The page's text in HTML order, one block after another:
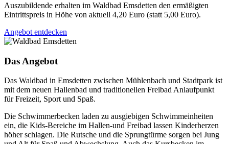
Auszubildende erhalten im Waldbad Emsdetten den ermäßigten
Eintrittspreis in Höhe von aktuell 4,20 Euro (statt 5,00 Euro).
Angebot entdecken
Das Angebot
Das Waldbad in Emsdetten zwischen Mühlenbach und Stadtpark ist
mit dem neuen Hallenbad und traditionellen Freibad Anlaufpunkt
für Freizeit, Sport und Spaß.
Die Schwimmerbecken laden zu ausgiebigen Schwimmeinheiten
ein, die Kids-Bereiche im Hallen-und Freibad lassen Kinderherzen
höher schlagen. Die Rutsche und die Sprungtürme sorgen bei Jung